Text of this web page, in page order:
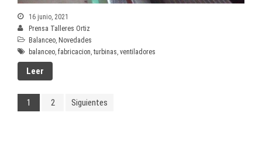
16 junio, 2021
Prensa Talleres Ortiz
Balanceo Novedades
balanceo fabricacion turbinas ventiladores
Leer
1 2 Siguientes